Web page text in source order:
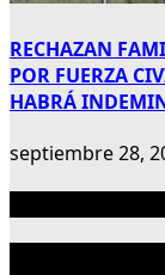
RECHAZAN
POR FUERZA
HABRÁ
septiembre 28,